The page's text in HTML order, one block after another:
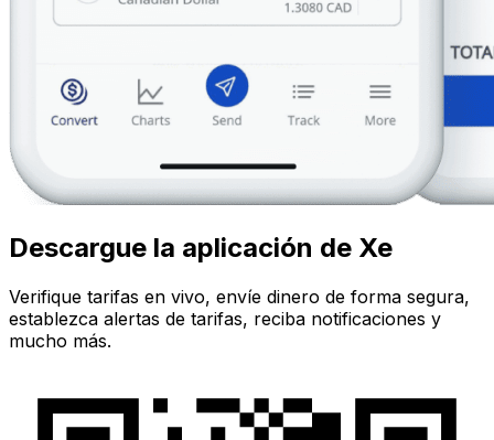
Descargue la aplicación de Xe
Verifique tarifas en vivo, envíe dinero de forma segura,
establezca alertas de tarifas, reciba notificaciones y
mucho más.